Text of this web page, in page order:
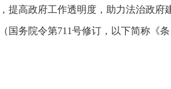
提高政府工作透明度，助力法治政府
国务院令第711号修订，以下简称《条